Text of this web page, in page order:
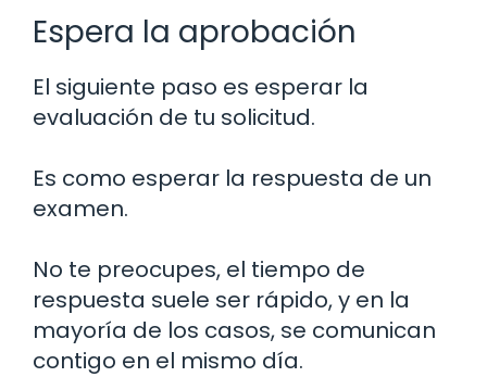
Espera la aprobación
El siguiente paso es esperar la
evaluación de tu solicitud.
Es como esperar la respuesta de un
examen.
No te preocupes, el tiempo de
respuesta suele ser rápido, y en la
mayoría de los casos, se comunican
contigo en el mismo día.